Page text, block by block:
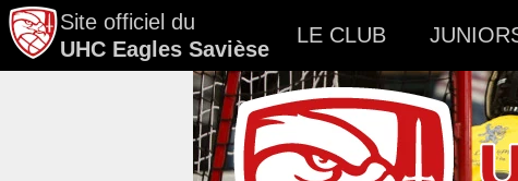
Site officiel du
UHC Eagles Savièse
LE CLUB